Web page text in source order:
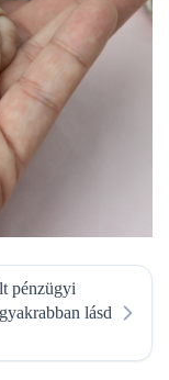
pénzügyi
lásd